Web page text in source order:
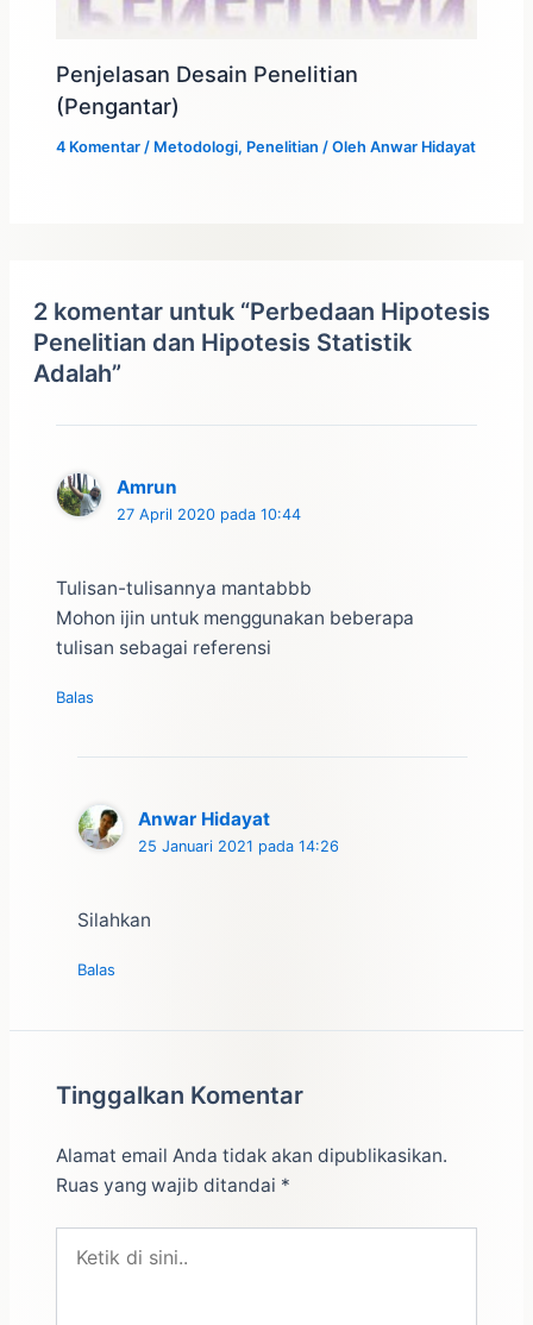
Penjelasan Desain Penelitian
(Pengantar)
4 Komentar / Metodologi, Penelitian / OlehAnwar Hidayat
2 komentar untuk “Perbedaan Hipotesis
Penelitian dan Hipotesis Statistik
Adalah”
Amrun
27 April 2020 pada 10:44
Tulisan-tulisannya mantabbb
Mohon ijin untuk menggunakan beberapa
tulisan sebagai referensi
Balas
Anwar Hidayat
25 Januari 2021 pada 14:26
Silahkan
Balas
Tinggalkan Komentar
Alamat email Anda tidak akan dipublikasikan.
Ruas yang wajib ditandai *